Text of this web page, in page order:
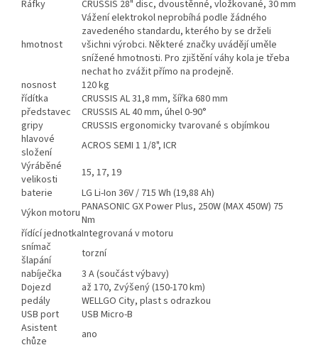
Ráfky
CRUSSIS 28" disc, dvoustěnné, vložkované, 30 mm
hmotnost
Vážení elektrokol neprobíhá podle žádného
zavedeného standardu, kterého by se drželi
všichni výrobci. Některé značky uvádějí uměle
snížené hmotnosti. Pro zjištění váhy kola je třeba
nechat ho zvážit přímo na prodejně.
nosnost
120 kg
řídítka
CRUSSIS AL 31,8 mm, šířka 680 mm
představec
CRUSSIS AL 40 mm, úhel 0-90°
gripy
CRUSSIS ergonomicky tvarované s objímkou
hlavové
složení
ACROS SEMI 1 1/8", ICR
Výráběné
velikosti
15, 17, 19
baterie
LG Li-Ion 36V / 715 Wh (19,88 Ah)
Výkon motoruPANASONIC GX Power Plus, 250W (MAX 450W) 75
Nm
řídící jednotkaIntegrovaná v motoru
snímač
šlapání
torzní
nabíječka
3 A (součást výbavy)
Dojezd
až 170, Zvýšený (150-170 km)
pedály
WELLGO City, plast s odrazkou
USB port
USB Micro-B
Asistent
chůze
ano